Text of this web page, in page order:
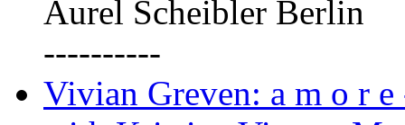
Aurel Scheibler Berlin
----------
Vivian Greven: a m o r